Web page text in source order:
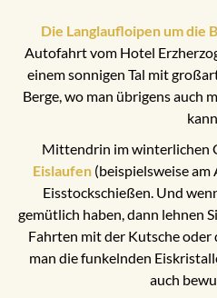
Die Langlaufloipen um die
Autofahrt vom Hotel
einem sonnigen Tal mit
Berge, wo man übrigens auch
Mittendrin im winterlichen
Eislaufen(beispielsweise am
Eisstockschießen. Und
gemütlich haben, dann lehnen
Fahrten mit der Kutsche oder
man die funkelnden
auch